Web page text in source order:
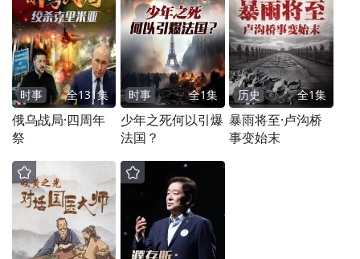
时事 全131集
俄乌战局·四周年
祭
时事 全1集
少年之死何以引爆
法国？
历史 全1集
暴雨将至·卢沟桥
事变始末